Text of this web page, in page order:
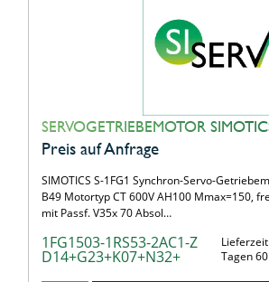
SERVOGETRIEBEMOTOR
Preis auf Anfrage
SIMOTICS S-1FG1 Synchron-Servo-
B49 Motortyp CT 600V AH100 Mmax=150,
mit Passf. V35x 70 Absol…
1FG1503-1RS53-2AC1-Z
D14+G23+K07+N32+
Tagen 60